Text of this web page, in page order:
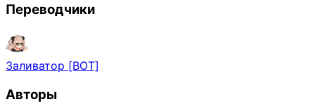
Переводчики
Заливатор [BOT]
Авторы